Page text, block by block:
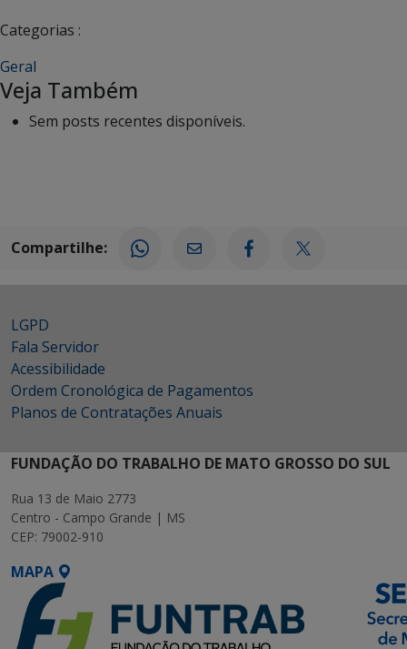
Categorias :
Geral
Veja Também
Sem posts recentes disponíveis.
Compartilhe:
LGPD
Fala Servidor
Acessibilidade
Ordem Cronológica de Pagamentos
Planos de Contratações Anuais
FUNDAÇÃO DO TRABALHO DE MATO GROSSO DO SUL
Rua 13 de Maio 2773
Centro - Campo Grande | MS
CEP: 79002-910
MAPA